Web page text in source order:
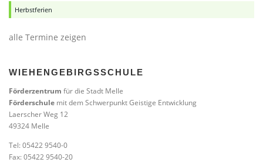
Herbstferien
alle Termine zeigen
WIEHENGEBIRGSSCHULE
Förderzentrum für die Stadt Melle
Förderschule mit dem Schwerpunkt Geistige Entwicklung
Laerscher Weg 12
49324 Melle
Tel: 05422 9540-0
Fax: 05422 9540-20